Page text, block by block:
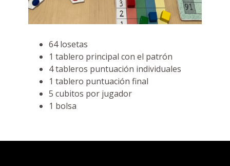
64 losetas
1 tablero principal con el patrón
4 tableros puntuación individuales
1 tablero puntuación final
5 cubitos por jugador
1 bolsa